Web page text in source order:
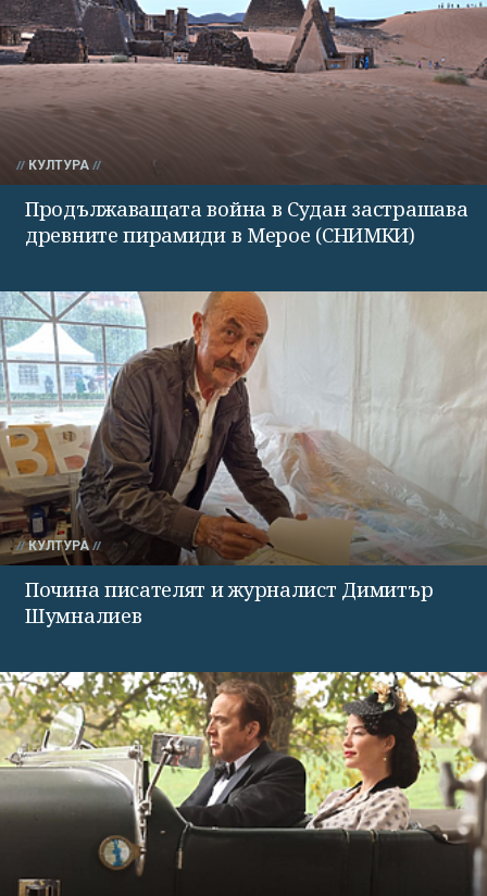
КУЛТУРА
Продължаващата война в Судан застрашава
древните пирамиди в Мерое (СНИМКИ)
КУЛТУРА
Почина писателят и журналист Димитър
Шумналиев